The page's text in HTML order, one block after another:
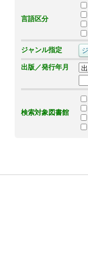
言語区分
ジャンル指定
出版／発行年月
検索対象図書館